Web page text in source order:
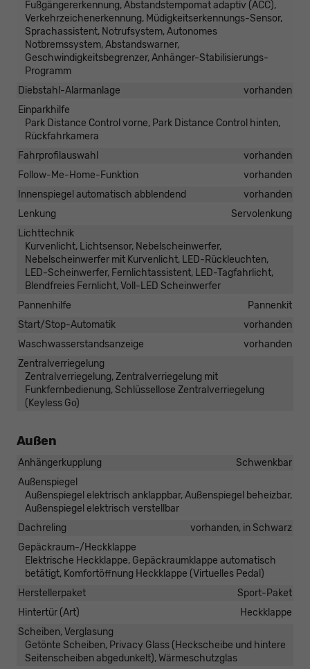
Fußgängererkennung, Abstandstempomat adaptiv (ACC),
Verkehrzeichenerkennung, Müdigkeitserkennungs-Sensor,
Sprachassistent, Notrufsystem, Autonomes
Notbremssystem, Abstandswarner,
Geschwindigkeitsbegrenzer, Anhänger-Stabilisierungs-
Programm
Diebstahl-Alarmanlage
vorhanden
Einparkhilfe
Park Distance Control vorne, Park Distance Control hinten,
Rückfahrkamera
Fahrprofilauswahl
vorhanden
Follow-Me-Home-Funktion
vorhanden
Innenspiegel automatisch abblendend
vorhanden
Lenkung
Servolenkung
Lichttechnik
Kurvenlicht, Lichtsensor, Nebelscheinwerfer,
Nebelscheinwerfer mit Kurvenlicht, LED-Rückleuchten,
LED-Scheinwerfer, Fernlichtassistent, LED-Tagfahrlicht,
Blendfreies Fernlicht, Voll-LED Scheinwerfer
Pannenhilfe
Pannenkit
Start/Stop-Automatik
vorhanden
Waschwasserstandsanzeige
vorhanden
Zentralverriegelung
Zentralverriegelung, Zentralverriegelung mit
Funkfernbedienung, Schlüssellose Zentralverriegelung
(Keyless Go)
Außen
Anhängerkupplung
Schwenkbar
Außenspiegel
Außenspiegel elektrisch anklappbar, Außenspiegel beheizbar,
Außenspiegel elektrisch verstellbar
Dachreling
vorhanden, in Schwarz
Gepäckraum-/Heckklappe
Elektrische Heckklappe, Gepäckraumklappe automatisch
betätigt, Komfortöffnung Heckklappe (Virtuelles Pedal)
Herstellerpaket
Sport-Paket
Hintertür (Art)
Heckklappe
Scheiben, Verglasung
Getönte Scheiben, Privacy Glass (Heckscheibe und hintere
Seitenscheiben abgedunkelt), Wärmeschutzglas